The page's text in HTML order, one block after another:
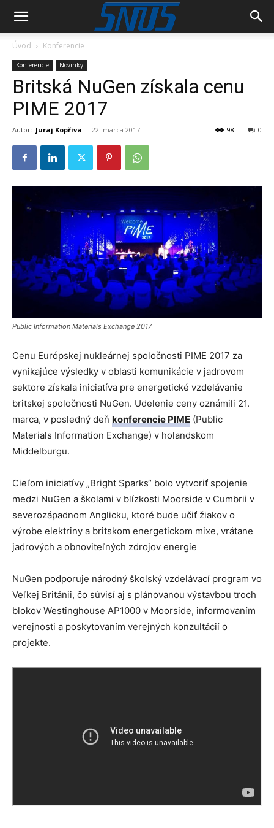
Úvod Konferencie
Konferencie Novinky
Britská NuGen získala cenu
PIME 2017
Autor: Juraj Kopřiva - 22. marca 2017 0
98
Public Information Materials Exchange 2017
Cenu Európskej nukleárnej spoločnosti PIME 2017 za
vynikajúce výsledky v oblasti komunikácie v jadrovom
sektore získala iniciatíva pre energetické vzdelávanie
britskej spoločnosti NuGen. Udelenie ceny oznámili 21.
marca, v posledný deň konferencie PIME (Public
Materials Information Exchange) v holandskom
Middelburgu.
Cieľom iniciatívy „Bright Sparks“ bolo vytvoriť spojenie
medzi NuGen a školami v blízkosti Moorside v Cumbrii v
severozápadnom Anglicku, ktoré bude učiť žiakov o
výrobe elektriny a britskom energetickom mixe, vrátane
jadrových a obnoviteľných zdrojov energie
NuGen podporuje národný školský vzdelávací program vo
Veľkej Británii, čo súvisí aj s plánovanou výstavbou troch
blokov Westinghouse AP1000 v Moorside, informovaním
verejnosti a poskytovaním verejných konzultácií o
projekte.